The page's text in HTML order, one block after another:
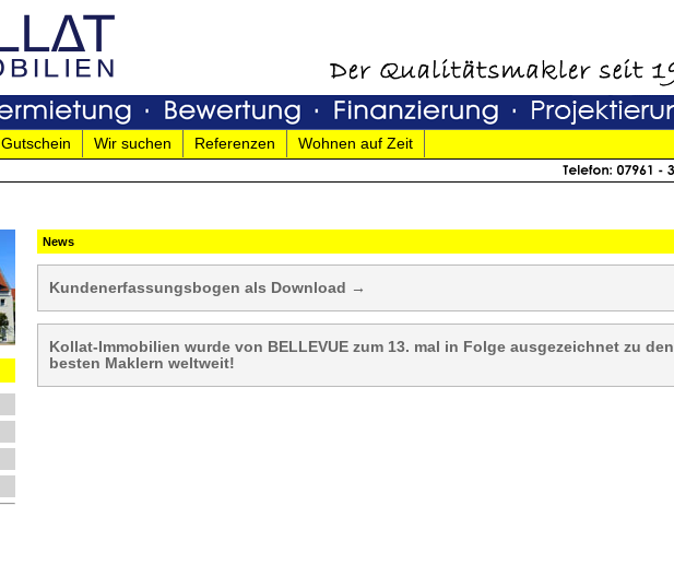
Gutschein Wir suchen Referenzen Wohnen auf Zeit
News
Kundenerfassungsbogen als Download →
Kollat-Immobilien wurde von BELLEVUE zum 13. mal in Folge ausgezeichnet zu den
besten Maklern weltweit!